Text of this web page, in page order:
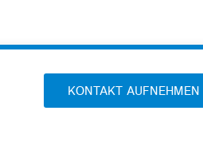
KONTAKT AUFNEHMEN